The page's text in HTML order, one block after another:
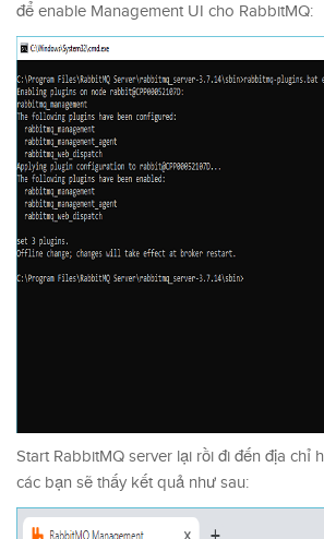
để enable Management UI cho RabbitMQ:
Start RabbitMQ server lại rồi đi đến địa chỉ
các bạn sẽ thấy kết quả như sau: